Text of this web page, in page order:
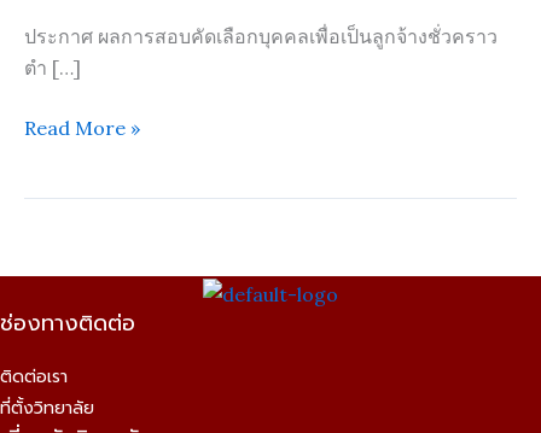
ประกาศ ผลการสอบคัดเลือกบุคคลเพื่อเป็นลูกจ้างชั่วคราว
ตำ […]
เป็น
ลูกจ้าง
ตำแหน่ง
พิเศษ
Read More »
ช่องทางติดต่อ
ติดต่อเรา
ที่ตั้งวิทยาลัย